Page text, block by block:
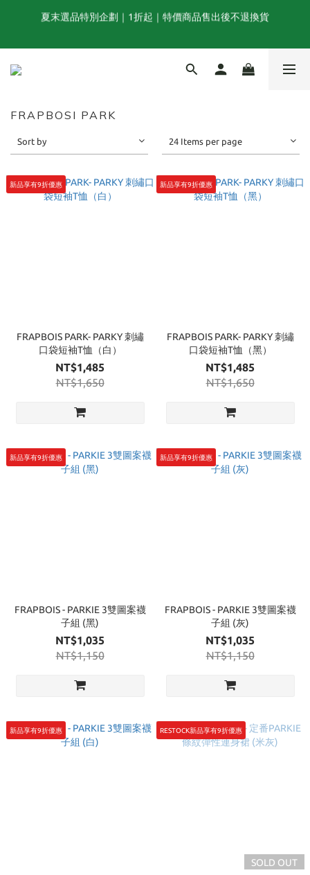
夏末選品特別企劃｜1折起｜特價商品售出後不退換貨
夏末選品特別企劃｜1折起｜特價商品售出後不退換貨
FRAPBOSI PARK
Sort by 24 Items per page
新品享有9折優惠
FRAPBOIS PARK- PARKY 刺繡
口袋短袖T恤（白）
NT$1,485
NT$1,650
新品享有9折優惠
FRAPBOIS PARK- PARKY 刺繡
口袋短袖T恤（黑）
NT$1,485
NT$1,650
新品享有9折優惠
FRAPBOIS - PARKIE 3雙圖案襪
子組 (黑)
NT$1,035
NT$1,150
新品享有9折優惠
FRAPBOIS - PARKIE 3雙圖案襪
子組 (灰)
NT$1,035
NT$1,150
新品享有9折優惠 RESTOCK新品享有9折優惠
SOLD OUT